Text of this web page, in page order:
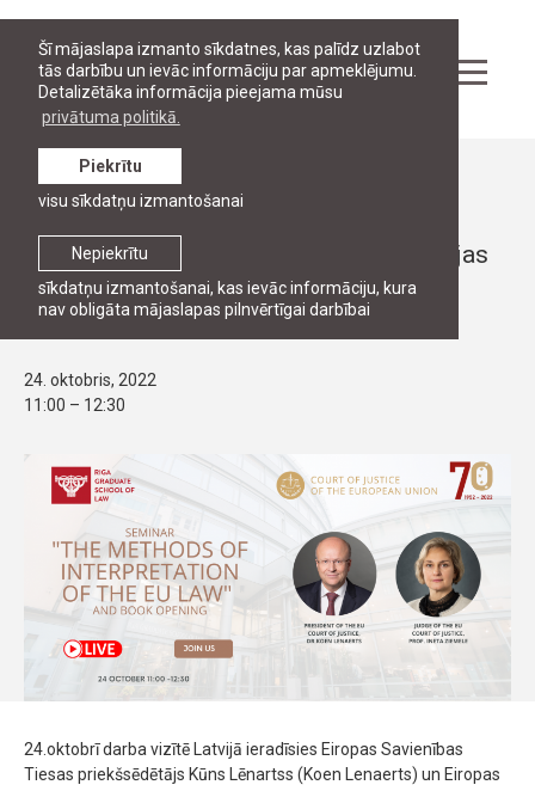
Šī mājaslapa izmanto sīkdatnes, kas palīdz uzlabot
tās darbību un ievāc informāciju par apmeklējumu.
Detalizētāka informācija pieejama mūsu
privātuma politikā.
Nepiekrītu
sīkdatņu izmantošanai, kas ievāc informāciju, kura
nav obligāta mājaslapas pilnvērtīgai darbībai
Piekrītu
visu sīkdatņu izmantošanai
Pasākumi
PUBLISKĀ LEKCIJA, PĒTNIECĪBA
“Eiropas Savienības Tiesas interpretācijas
metodes” – grāmatas atvēršana un
seminārs
24. oktobris, 2022
11:00 – 12:30
24.oktobrī darba vizītē Latvijā ieradīsies Eiropas Savienības
Tiesas priekšsēdētājs Kūns Lēnartss (Koen Lenaerts) un Eiropas